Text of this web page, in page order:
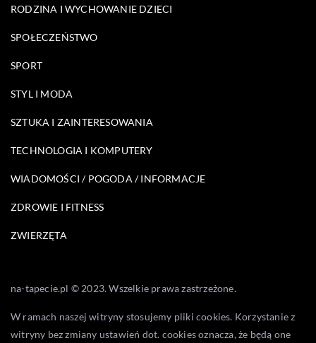
RODZINA I WYCHOWANIE DZIECI
SPOŁECZEŃSTWO
SPORT
STYL I MODA
SZTUKA I ZAINTERESOWANIA
TECHNOLOGIA I KOMPUTERY
WIADOMOŚCI / POGODA / INFORMACJE
ZDROWIE I FITNESS
ZWIERZĘTA
na-tapecie.pl © 2023. Wszelkie prawa zastrzeżone.
W ramach naszej witryny stosujemy pliki cookies. Korzystanie z
witryny bez zmiany ustawień dot. cookies oznacza, że będą one